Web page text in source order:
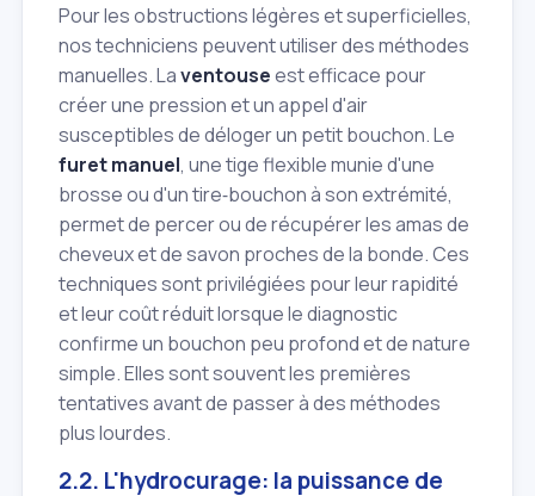
Pour les obstructions légères et superficielles,
nos techniciens peuvent utiliser des méthodes
manuelles. Laventouseest efficace pour
créer une pression et un appel d'air
susceptibles de déloger un petit bouchon. Le
furet manuel, une tige flexible munie d'une
brosse ou d'un tire‑bouchon à son extrémité,
permet de percer ou de récupérer les amas de
cheveux et de savon proches de la bonde. Ces
techniques sont privilégiées pour leur rapidité
et leur coût réduit lorsque le diagnostic
confirme un bouchon peu profond et de nature
simple. Elles sont souvent les premières
tentatives avant de passer à des méthodes
plus lourdes.
2.2. L'hydrocurage: la puissance de